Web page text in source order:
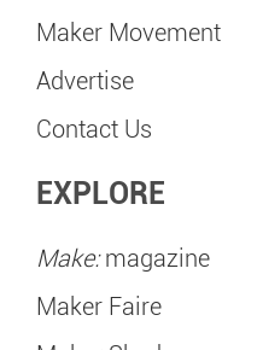
Maker Movement
Advertise
Contact Us
EXPLORE
Make:magazine
Maker Faire